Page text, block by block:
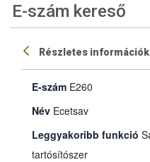
E-szám kereső
Részletes információk
E-szám E260
Név Ecetsav
Leggyakoribb funkció
tartósítószer